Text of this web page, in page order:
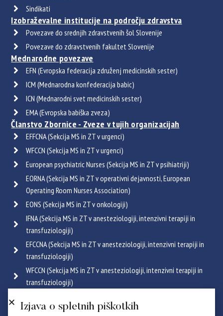
Sindikati
Izobraževalne institucije na področju zdravstva
Povezave do srednjih zdravstvenih šol Slovenije
Povezave do zdravstvenih fakultet Slovenije
Mednarodne povezave
EFN (Evropska federacija združenj medicinskih sester)
ICM (Mednarodna konfederacija babic)
ICN (Mednarodni svet medicinskih sester)
EMA (Evropska babiška zveza)
Članstvo Zbornice - Zveze v tujih organizacijah
EFFCNA (Sekcija MS in ZT v urgenci)
WFCCN (Sekcija MS in ZT v urgenci)
European psychiatric Nurses (Sekcija MS in ZT v psihiatriji)
EORNA (Sekcija MS in ZT v operativni dejavnosti, European
Operating Room Nurses Association)
EONS (Sekcija MS in ZT v onkologiji)
IFNA (Sekcija MS in ZT v anesteziologiji, intenzivni terapiji in
transfuziologiji)
EFCCNA (Sekcija MS in ZT v anesteziologiji, intenzivni terapiji in
transfuziologiji)
WFCCN (Sekcija MS in ZT v anesteziologiji, intenzivni terapiji in
transfuziologiji)
ICRN (Sekcija MS in ZT v pulmologiji)
Izjava o spletnih piškotkih